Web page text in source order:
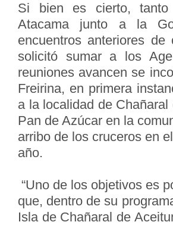
Si bien es cierto, tanto
Atacama junto a la
encuentros anteriores
solicitó sumar a los
reuniones avancen se
Freirina, en primera
a la localidad de
Pan de Azúcar en la
arribo de los cruceros en
año.
“Uno de los objetivos es
que, dentro de su
Isla de Chañaral de